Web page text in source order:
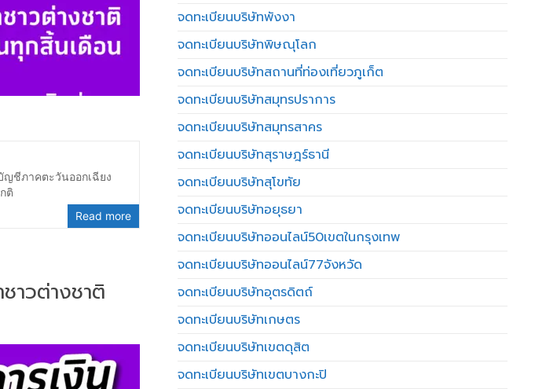
ญชีภาคตะวันออกเฉียง
ติ
Read more
าวต่างชาติ
จดทะเบียนบริษัทพังงา
จดทะเบียนบริษัทพิษณุโลก
จดทะเบียนบริษัทสถานที่ท่องเที่ยวภูเก็ต
จดทะเบียนบริษัทสมุทรปราการ
จดทะเบียนบริษัทสมุทรสาคร
จดทะเบียนบริษัทสุราษฎร์ธานี
จดทะเบียนบริษัทสุโขทัย
จดทะเบียนบริษัทอยุธยา
จดทะเบียนบริษัทออนไลน์50เขตในกรุงเทพ
จดทะเบียนบริษัทออนไลน์77จังหวัด
จดทะเบียนบริษัทอุตรดิตถ์
จดทะเบียนบริษัทเกษตร
จดทะเบียนบริษัทเขตดุสิต
จดทะเบียนบริษัทเขตบางกะปิ